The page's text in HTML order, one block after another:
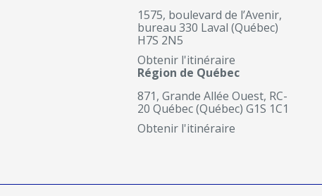
1575, boulevard de l’Avenir,
bureau 330 Laval (Québec)
H7S 2N5
Obtenir l'itinéraire
Région de Québec
871, Grande Allée Ouest, RC-
20 Québec (Québec) G1S 1C1
Obtenir l'itinéraire